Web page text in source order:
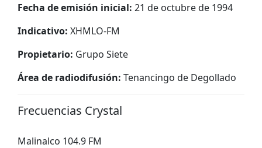
Fecha de emisión inicial: 21 de octubre de 1994
Indicativo: XHMLO-FM
Propietario: Grupo Siete
Área de radiodifusión: Tenancingo de Degollado
Frecuencias Crystal
Malinalco 104.9 FM